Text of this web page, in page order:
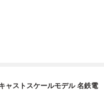
ャストスケールモデル 名鉄電